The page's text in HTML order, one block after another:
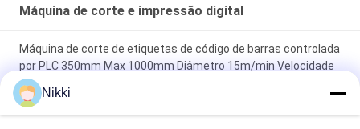
Máquina de corte e impressão digital
Máquina de corte de etiquetas de código de barras controlada
por PLC 350mm Max 1000mm Diâmetro 15m/min Velocidade
8kw Potência
400m/min Velocidade máxima de corte por die fabricante de
Nikki